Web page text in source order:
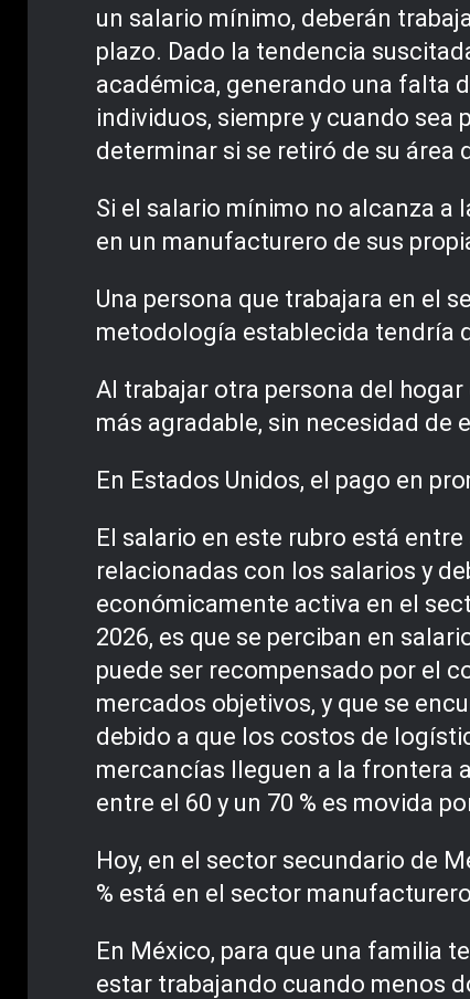
un salario mínimo, deberán
plazo. Dado la tendencia
académica, generando una falta
individuos, siempre y cuando sea
determinar si se retiró de su área
Si el salario mínimo no alcanza a
en un manufacturero de sus
Una persona que trabajara en el
metodología establecida tendría
Al trabajar otra persona del
más agradable, sin necesidad de
En Estados Unidos, el pago en
El salario en este rubro está
relacionadas con los salarios y
económicamente activa en el
2026, es que se perciban en
puede ser recompensado por el
mercados objetivos, y que se
debido a que los costos de
mercancías lleguen a la frontera
entre el 60 y un 70 % es movida
Hoy, en el sector secundario de
% está en el sector
En México, para que una familia
estar trabajando cuando menos